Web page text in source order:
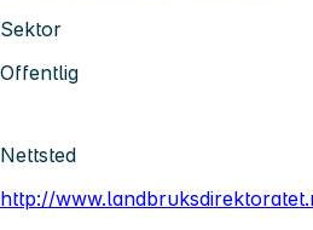
Sektor
Offentlig
Nettsted
http://